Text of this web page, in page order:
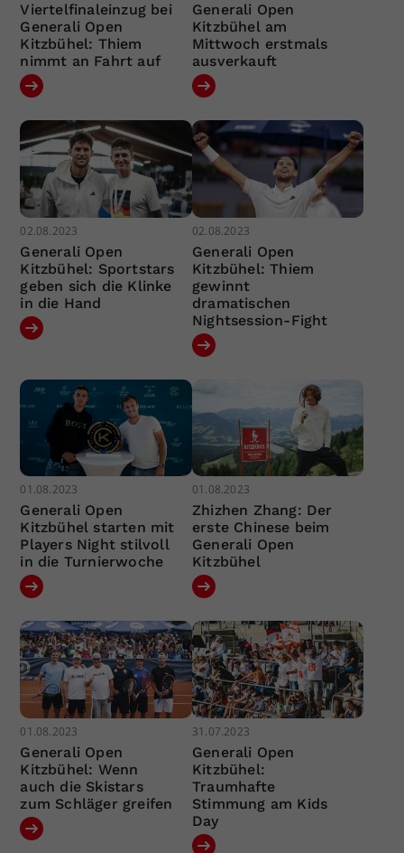
Viertelfinaleinzug bei
Generali Open
Kitzbühel: Thiem
nimmt an Fahrt auf
Generali Open
Kitzbühel am
Mittwoch erstmals
ausverkauft
02.08.2023
Generali Open
Kitzbühel: Sportstars
geben sich die Klinke
in die Hand
02.08.2023
Generali Open
Kitzbühel: Thiem
gewinnt
dramatischen
Nightsession-Fight
01.08.2023
Generali Open
Kitzbühel starten mit
Players Night stilvoll
in die Turnierwoche
01.08.2023
Zhizhen Zhang: Der
erste Chinese beim
Generali Open
Kitzbühel
01.08.2023
Generali Open
Kitzbühel: Wenn
auch die Skistars
zum Schläger greifen
31.07.2023
Generali Open
Kitzbühel:
Traumhafte
Stimmung am Kids
Day